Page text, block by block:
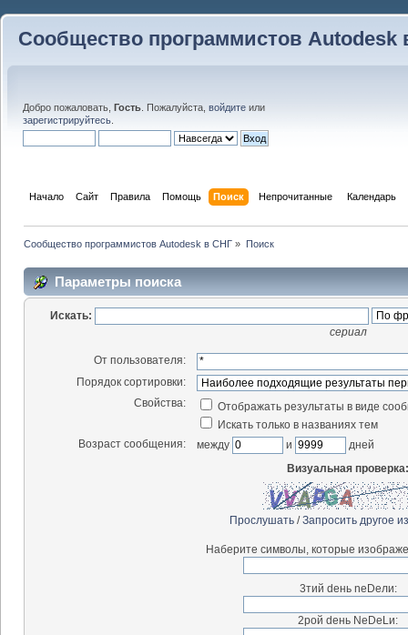
Сообщество программистов Autodesk
Добро пожаловать, Гость . Пожалуйста, войдите или
зарегистрируйтесь
Начало Сайт Правила Помощь Поиск Непрочитанные Календарь
Сообщество программистов Autodesk в СНГ » Поиск
Параметры поиска
Искать:
сериал
От пользователя:
Порядок сортировки:
Свойства:
Отображать результаты в виде
Искать только в названиях тем
Возраст сообщения:
между и
дней
Визуальная проверка:
Прослушать/Запросить другое
Наберите символы, которые
3тий deнь neDeли:
2рой dень NeDeLи: